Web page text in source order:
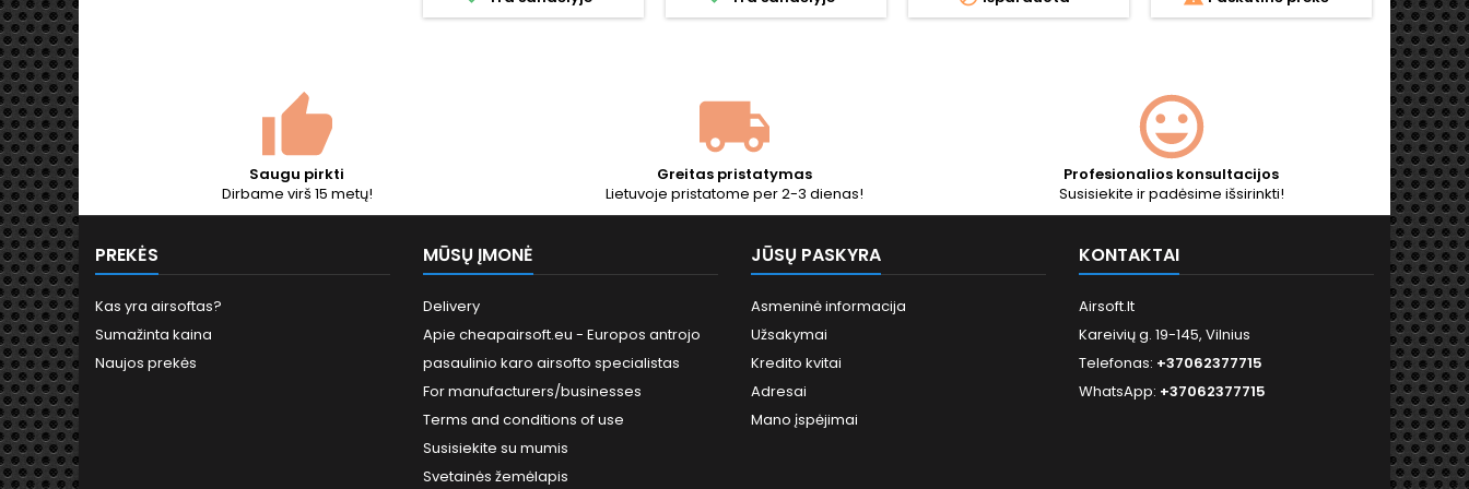
didesnė energija
tarnauja ilgiau. Stiprus,
l talpos buteliukas.
AEG
Saugu pirkti
Dirbame virš 15 metų!
Greitas pristatymas
Lietuvoje pristatome per 2-3 dienas!
Profesionalios konsultacijos
Susisiekite ir padėsime išsirinkti!
PREKĖS
Kas yra airsoftas?
Sumažinta kaina
Naujos prekės
MŪSŲ ĮMONĖ
Delivery
Apie cheapairsoft.eu - Europos antrojo
pasaulinio karo airsofto specialistas
For manufacturers/businesses
Terms and conditions of use
Susisiekite su mumis
Svetainės žemėlapis
JŪSŲ PASKYRA
Asmeninė informacija
Užsakymai
Kredito kvitai
Adresai
Mano įspėjimai
KONTAKTAI
Airsoft.lt
Kareivių g. 19-145, Vilnius
Telefonas: +37062377715
WhatsApp: +37062377715